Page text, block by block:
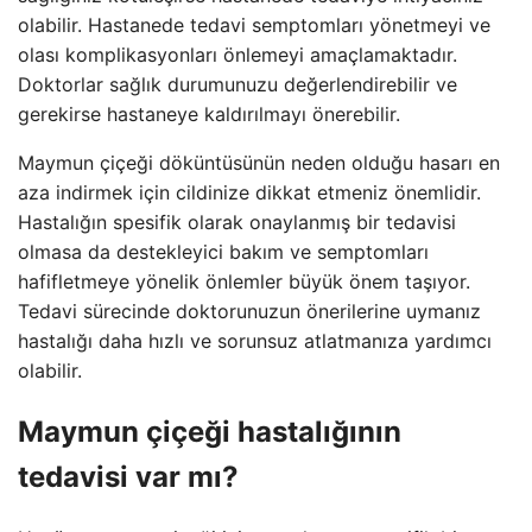
olabilir. Hastanede tedavi semptomları yönetmeyi ve
olası komplikasyonları önlemeyi amaçlamaktadır.
Doktorlar sağlık durumunuzu değerlendirebilir ve
gerekirse hastaneye kaldırılmayı önerebilir.
Maymun çiçeği döküntüsünün neden olduğu hasarı en
aza indirmek için cildinize dikkat etmeniz önemlidir.
Hastalığın spesifik olarak onaylanmış bir tedavisi
olmasa da destekleyici bakım ve semptomları
hafifletmeye yönelik önlemler büyük önem taşıyor.
Tedavi sürecinde doktorunuzun önerilerine uymanız
hastalığı daha hızlı ve sorunsuz atlatmanıza yardımcı
olabilir.
Maymun çiçeği hastalığının
tedavisi var mı?